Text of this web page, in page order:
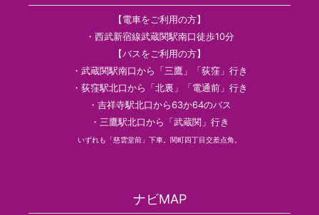
【電車をご利用の方】
・西武新宿線武蔵関駅南口徒歩10分
【バスをご利用の方】
・武蔵関駅南口から「三鷹」「荻窪」行き
・荻窪駅北口から「北裏」「電通前」行き
・吉祥寺駅北口から63か64のバス
・三鷹駅北口から「武蔵関」行き
いずれも「慈雲堂前」下車。関町四丁目交差点角。
ナビMAP